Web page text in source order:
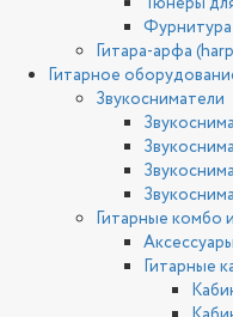
Фурнитура
Гитара-арфа
Гитарное
Звукосниматели
Гитарные комбо
Гитарные